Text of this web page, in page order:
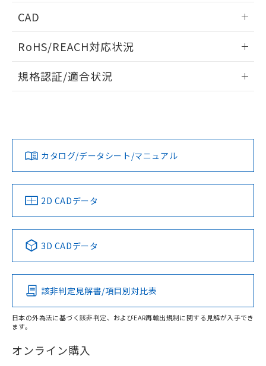
タイムチャート
A: 350mm以上、B: 300mm以上
周囲金属の影響
以上、n: 120mm以上
検出物体の大きさと材質による影響
検出領域
CAD
ドすることができます。
ログイン/会員登録
ダウンロードデータをご利用いただく前に、以下を必ずお読
みください。
ソフトウェアの使用条件
RoHS/REACH対応状況
EU RoHS 注意事項・凡例
対応済み
中国 RoHS 注意事項・凡例
Pb Hg Cd Cr(VI)
O
在庫等で未対応品が混在する可能性があります。
規格認証/適合状況
LR型式承認
（イギリス
船舶規格）
DNV型式承認
（ノルウェー
BV型式承認
（フランス
KR型式
（韓国
No No No No
この製品の規格認証/適合状況ページへ
その他の認証はこちらのページからご検索ください
カタログ/データシート/マニュアル
2D CADデータ
3D CADデータ
該非判定見解書/項目別対比表
日本の外為法に基づく該非判定、およびEAR再輸出規制に関する見解が入手でき
ます。
オンライン購入
していることから、特段のことがない限
す。